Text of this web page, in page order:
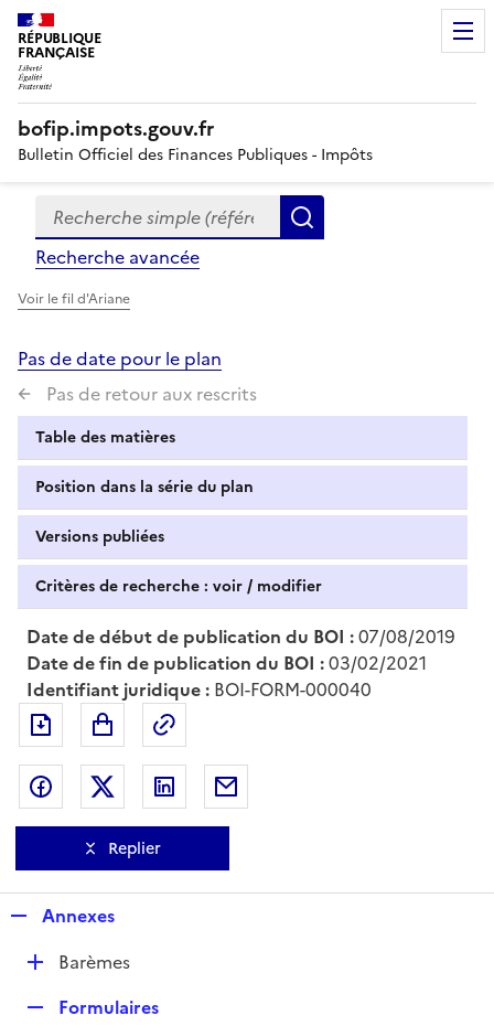
RÉPUBLIQUE
FRANÇAISE
bofip.impots.gouv.fr
Bulletin Officiel des Finances Publiques - Impôts
Formulaire
de
recherche
Recherche simple (références, mots clés, partie du
Recherche avancée
Voir le fil d'Ariane
Pas de date pour le plan
Pas de retour aux rescrits
Table des matières
Position dans la série du plan
Versions publiées
Critères de recherche : voir / modifier
Date de début de publication du BOI :07/08/2019
Date de fin de publication du BOI :03/02/2021
Identifiant juridique : BOI-FORM-000040
Exporter le document au format pdf
Partager sur Facebook
Partager sur Twitter
Partager sur LinkedIn
Replier
p
Annexes
DBarèmes
Formulaires